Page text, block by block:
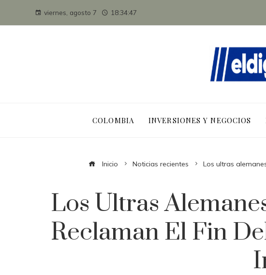
viernes, agosto 7 18:34:48
COLOMBIA INVERSIONES Y NEGOCIOS
Inicio Noticias recientes Los ultras
Los Ultras
Reclaman El Fin